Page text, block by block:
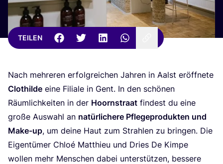
TEILEN
Nach meh­re­ren erfolg­rei­chen Jah­ren in Aalst eröff­ne­te
Clot­hil­de eine Filia­le in Gent. In den schö­nen
Räum­lich­kei­ten in der Hoorn­stra­at fin­dest du eine
gro­ße Aus­wahl an natür­li­che­re Pfle­ge­pro­duk­ten und
Make-up, um dei­ne Haut zum Strah­len zu brin­gen. Die
Eigen­tü­mer Chloé Mat­thieu und Dries De Kim­pe
wol­len mehr Men­schen dabei unter­stüt­zen, bes­se­re